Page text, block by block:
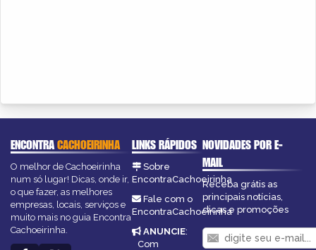
ENCONTRACACHOEIRINHA
O melhor de Cachoeirinha
num só lugar! Dicas, onde ir,
o que fazer, as melhores
empresas, locais, serviços e
muito mais no guia Encontra
Cachoeirinha.
LINKS RÁPIDOS
Sobre
EncontraCachoeirinha
Fale com o
EncontraCachoeirinha
ANUNCIE:
Com
NOVIDADES POR E-
MAIL
Receba grátis as
principais notícias,
dicas e promoções